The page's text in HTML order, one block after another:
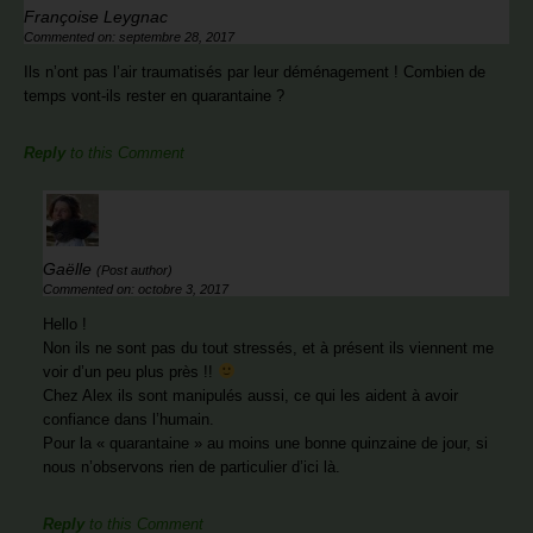
Françoise Leygnac
Commented on: septembre 28, 2017
Ils n’ont pas l’air traumatisés par leur déménagement ! Combien de
temps vont-ils rester en quarantaine ?
Reply to this Comment
Gaëlle (Post author)
Commented on: octobre 3, 2017
Hello !
Non ils ne sont pas du tout stressés, et à présent ils viennent me
voir d’un peu plus près !!
Chez Alex ils sont manipulés aussi, ce qui les aident à avoir
confiance dans l’humain.
Pour la « quarantaine » au moins une bonne quinzaine de jour, si
nous n’observons rien de particulier d’ici là.
Reply to this Comment